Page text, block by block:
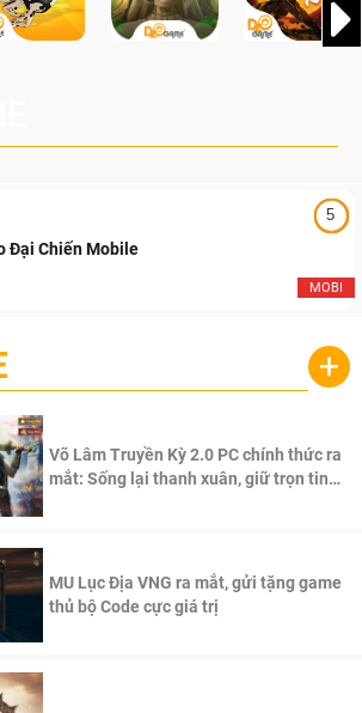
5
MOBI
Đại Chiến Mobile
+
Võ Lâm Truyền Kỳ 2.0 PC chính thức ra
mắt: Sống lại thanh xuân, giữ trọn tinh
MU Lục Địa VNG ra mắt, gửi tặng game
thủ bộ Code cực giá trị